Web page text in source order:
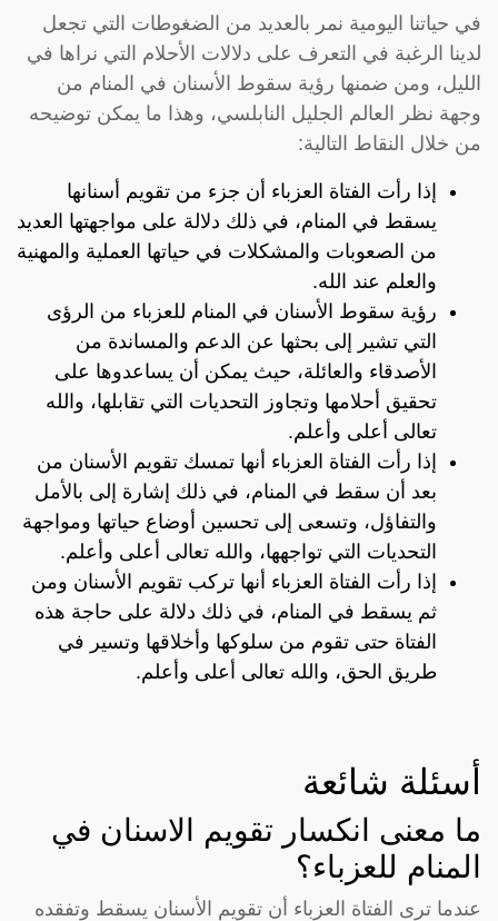
في حياتنا اليومية نمر بالعديد من الضغوطات التي تجعل
لدينا الرغبة في التعرف على دلالات الأحلام التي نراها في
الليل، ومن ضمنها رؤية سقوط الأسنان في المنام من
وجهة نظر العالم الجليل النابلسي، وهذا ما يمكن توضيحه
من خلال النقاط التالية:
إذا رأت الفتاة العزباء أن جزء من تقويم أسنانها
يسقط في المنام، في ذلك دلالة على مواجهتها العديد
من الصعوبات والمشكلات في حياتها العملية والمهنية
والعلم عند الله.
رؤية سقوط الأسنان في المنام للعزباء من الرؤى
التي تشير إلى بحثها عن الدعم والمساندة من
الأصدقاء والعائلة، حيث يمكن أن يساعدوها على
تحقيق أحلامها وتجاوز التحديات التي تقابلها، والله
تعالى أعلى وأعلم.
إذا رأت الفتاة العزباء أنها تمسك تقويم الأسنان من
بعد أن سقط في المنام، في ذلك إشارة إلى بالأمل
والتفاؤل، وتسعى إلى تحسين أوضاع حياتها ومواجهة
التحديات التي تواجهها، والله تعالى أعلى وأعلم.
إذا رأت الفتاة العزباء أنها تركب تقويم الأسنان ومن
ثم يسقط في المنام، في ذلك دلالة على حاجة هذه
الفتاة حتى تقوم من سلوكها وأخلاقها وتسير في
طريق الحق، والله تعالى أعلى وأعلم.
أسئلة شائعة
ما معنى انكسار تقويم الاسنان في
المنام للعزباء؟
عندما ترى الفتاة العزباء أن تقويم الأسنان يسقط وتفقده